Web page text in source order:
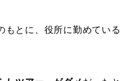
もとに、役所に勤めている